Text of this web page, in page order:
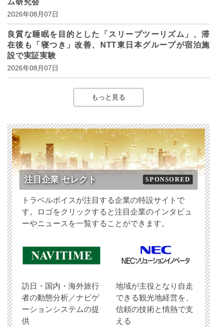
ム研究会
2026年08月07日
良質な睡眠を目的とした「スリープツーリズム」、滞
在後も「寝つき」改善、NTT東日本グループが宿泊施
設で実証実験
2026年08月07日
もっと見る
注目企業 セレクト SPONSORED
トラベルボイスが注目する企業の特設サイトで
す。ロゴをクリックすると注目企業のインタビュ
ーやニュースを一覧することができます。
訪日・国内・海外旅行
者の動態分析／ナビゲ
ーションシステムの提
供
地域が主役となり自走
できる観光地経営を、
信頼の技術と情熱で支
える